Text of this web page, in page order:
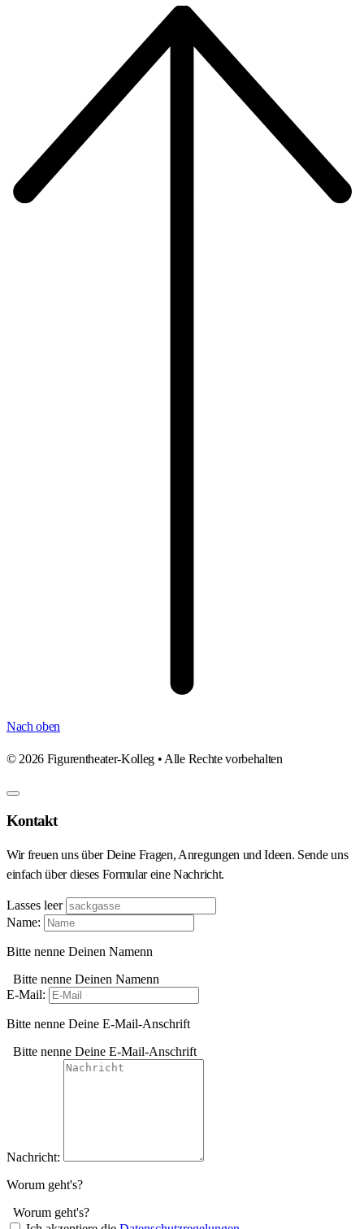
Nach oben
© 2026 Figurentheater-Kolleg • Alle Rechte vorbehalten
Kontakt
Wir freuen uns über Deine Fragen, Anregungen und Ideen. Sende uns
einfach über dieses Formular eine Nachricht.
Lasses leer
Name:
Bitte nenne Deinen Namenn
Bitte nenne Deinen Namenn
E-Mail:
Bitte nenne Deine E-Mail-Anschrift
Bitte nenne Deine E-Mail-Anschrift
Nachricht:
Worum geht's?
Worum geht's?